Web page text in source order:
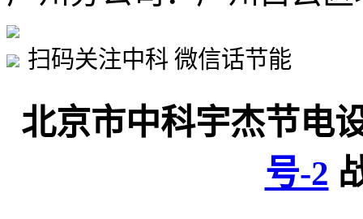
扫码关注中科 微信话节能
北京市中科宇杰节电
号-2